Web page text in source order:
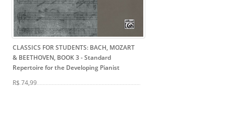
CLASSICS FOR STUDENTS: BACH, MOZART
& BEETHOVEN, BOOK 3- Standard
Repertoire for the Developing Pianist
R$ 74,99